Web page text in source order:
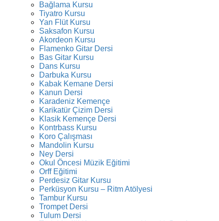
Bağlama Kursu
Tiyatro Kursu
Yan Flüt Kursu
Saksafon Kursu
Akordeon Kursu
Flamenko Gitar Dersi
Bas Gitar Kursu
Dans Kursu
Darbuka Kursu
Kabak Kemane Dersi
Kanun Dersi
Karadeniz Kemençe
Karikatür Çizim Dersi
Klasik Kemençe Dersi
Kontrbass Kursu
Koro Çalışması
Mandolin Kursu
Ney Dersi
Okul Öncesi Müzik Eğitimi
Orff Eğitimi
Perdesiz Gitar Kursu
Perküsyon Kursu – Ritm Atölyesi
Tambur Kursu
Trompet Dersi
Tulum Dersi